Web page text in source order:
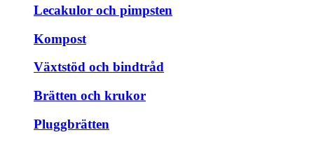
Lecakulor och pimpsten
Kompost
Växtstöd och bindtråd
Brätten och krukor
Pluggbrätten